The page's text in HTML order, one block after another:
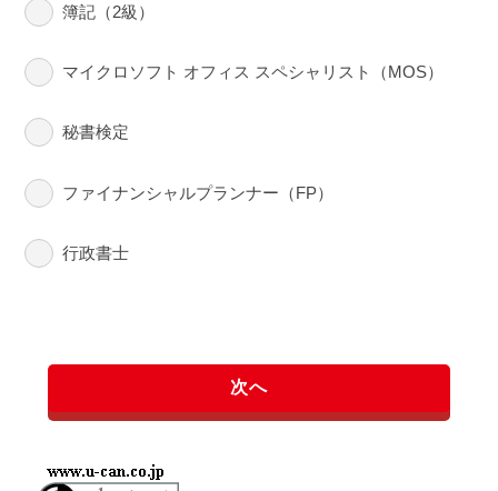
簿記（2級）
マイクロソフト オフィス スペシャリスト（MOS）
秘書検定
ファイナンシャルプランナー（FP）
行政書士
次へ